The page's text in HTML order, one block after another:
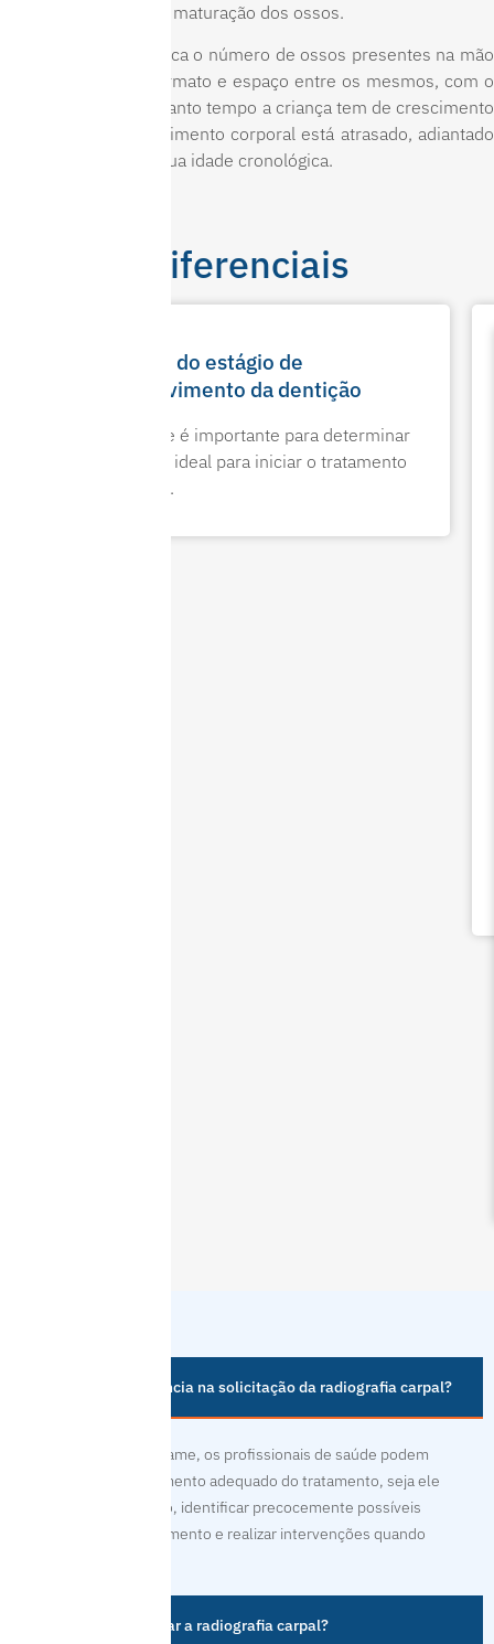
pois analisa o grau de maturação dos ossos.
Assim, o exame verifica o número de ossos presentes na mão
e no punho, o seu formato e espaço entre os mesmos, com o
objetivo de prever quanto tempo a criança tem de crescimento
e se o seu amadurecimento corporal está atrasado, adiantado
ou de acordo com a sua idade cronológica.
Diferenciais
Avaliação do estágio de
desenvolvimento da dentição
Essa análise é importante para determinar
o momento ideal para iniciar o tratamento
ortodôntico.
Qual a importância na solicitação da radiografia carpal?
Com base nesse exame, os profissionais de saúde podem
realizar um planejamento adequado do tratamento, seja ele
odontológico ou não, identificar precocemente possíveis
distúrbios de crescimento e realizar intervenções quando
Como interpretar a radiografia carpal?